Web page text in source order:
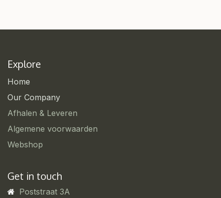
Explore
Home
Our Company
Afhalen & Leveren
Algemene voorwaarden
Webshop
Get in touch
Poststraat 3A